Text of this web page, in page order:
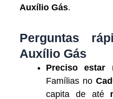
Auxílio Gás.
Perguntas
Auxílio Gás
Preciso estar
Famílias no
capita de até